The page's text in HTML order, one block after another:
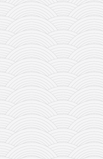
темашивари
кобудо
нунчаку
тонфа
тимбеи рочин
тсунами дојо